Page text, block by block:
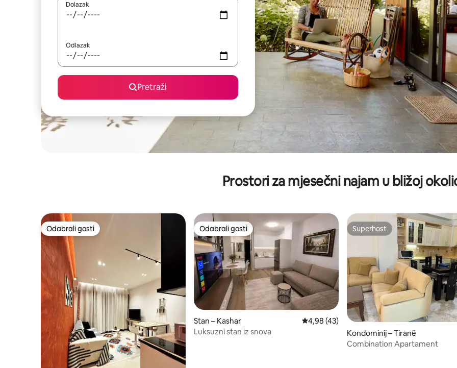
Dolazak
Odlazak
Pretraži
Prostori za mjesečni najam u bližoj
Odabrali gosti
Odabrali gosti Odabrali gosti
Odabrali gosti
Stan – Kashar Prosječna ocjena: 4,98/5, recenzija: 43
4,98 (43)
Luksuzni stan iz snova
Superhost
Superhost
Kondominij – Tiranë
Combination Apartament